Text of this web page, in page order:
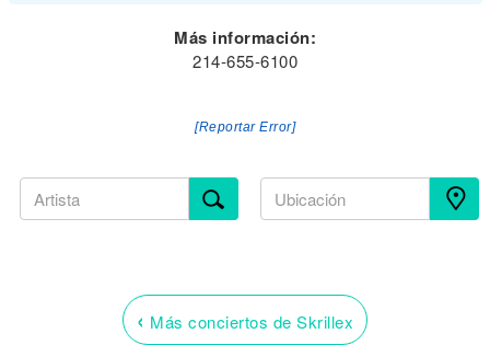
Más información:
214-655-6100
[Reportar Error]
‹ Más conciertos de Skrillex